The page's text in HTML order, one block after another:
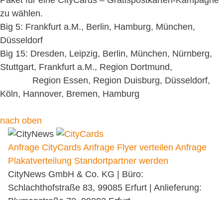
zu wählen.
Big 5: Frankfurt a.M., Berlin, Hamburg, München,
Düsseldorf
Big 15: Dresden, Leipzig, Berlin, München, Nürnberg,
Stuttgart, Frankfurt a.M., Region Dortmund,
Region Essen, Region Duisburg, Düsseldorf,
Köln, Hannover, Bremen, Hamburg
nach oben
Anfrage CityCards Anfrage Flyer verteilen Anfrage
Plakatverteilung Standortpartner werden
CityNews GmbH & Co. KG | Büro:
Schlachthofstraße 83, 99085 Erfurt | Anlieferung: